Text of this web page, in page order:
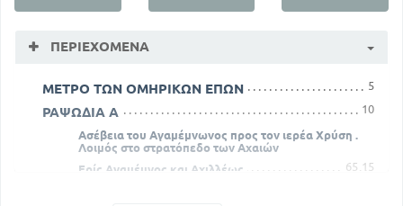
ΠΕΡΙΕΧΌΜΕΝΑ
ΜΕΤΡΟ ΤΩΝ ΟΜΗΡΙΚΩΝ ΕΠΩΝ 5
ΡΑΨΩΔΙΑ Α 10
Ασέβεια του Αγαμέμνωνος προς τον ιερέα Χρύση .
Λοιμός στο στρατόπεδο των Αχαιών
15
Ερίς Αγαμέμνος και Αχιλλέως 65